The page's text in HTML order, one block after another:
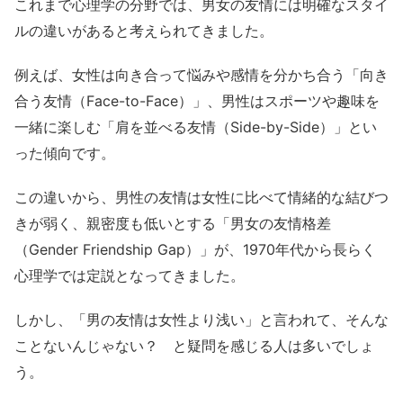
これまで心理学の分野では、男女の友情には明確なスタイ
ルの違いがあると考えられてきました。
例えば、女性は向き合って悩みや感情を分かち合う「向き
合う友情（Face-to-Face）」、男性はスポーツや趣味を
一緒に楽しむ「肩を並べる友情（Side-by-Side）」とい
った傾向です。
この違いから、男性の友情は女性に比べて情緒的な結びつ
きが弱く、親密度も低いとする「男女の友情格差
（Gender Friendship Gap）」が、1970年代から長らく
心理学では定説となってきました。
しかし、「男の友情は女性より浅い」と言われて、そんな
ことないんじゃない？ と疑問を感じる人は多いでしょ
う。